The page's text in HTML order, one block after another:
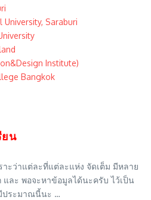
Saraburi
Institute)
Bangkok
ยน
าะว่าแต่ละที่แต่ละแห่ง จัดเต็ม มีหลาย
และ พอจะหาข้อมูลได้นะครับ ไว้เป็น
ประมาณนี้นะ …